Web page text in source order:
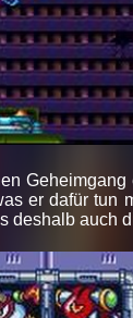
er dafür
deshalb